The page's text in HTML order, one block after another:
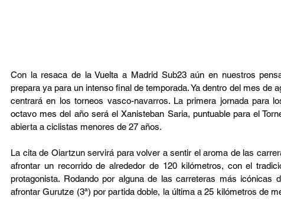
Con la resaca de la Vuelta a Madrid Sub23 aún en nuestros
prepara ya para un intenso final de temporada. Ya dentro del mes de
centrará en los torneos vasco-navarros. La primera jornada para
octavo mes del año será el Xanisteban Saria, puntuable para el
abierta a ciclistas menores de 27 años.
La cita de Oiartzun servirá para volver a sentir el aroma de las
afrontar un recorrido de alrededor de 120 kilómetros, con el
protagonista. Rodando por alguna de las carreteras más icónicas
afrontar Gurutze (3ª) por partida doble, la última a 25 kilómetros de